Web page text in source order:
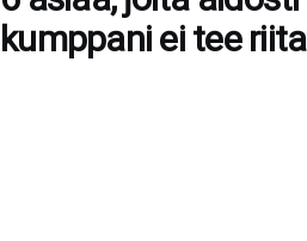
kumppani ei tee